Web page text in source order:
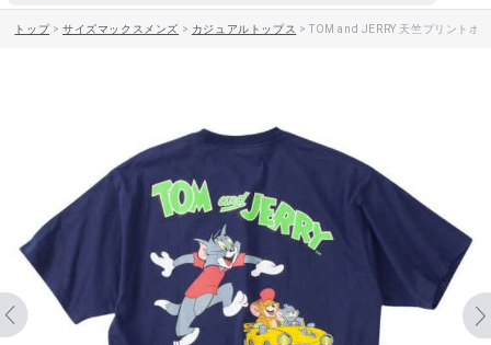
トップ>サイズマックスメンズ > カジュアルトップス >TOM and JERRY 天竺プリントポ